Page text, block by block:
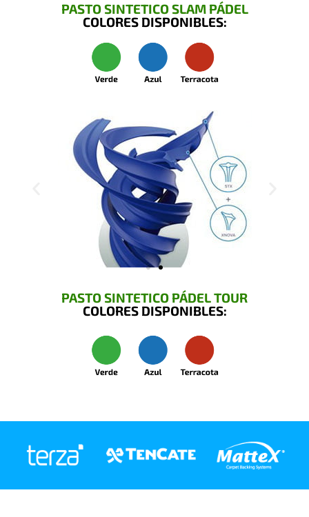
PASTO SINTETICO SLAM PÁDEL
COLORES DISPONIBLES:
PASTO SINTETICO PÁDEL TOUR
COLORES DISPONIBLES: